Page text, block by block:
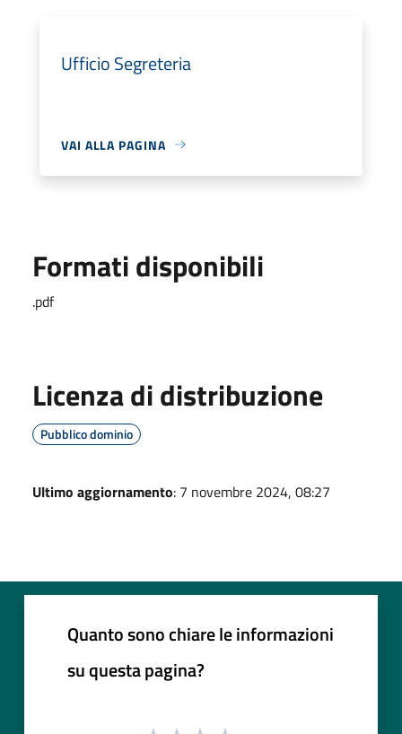
Ufficio Segreteria
VAI ALLA PAGINA
Formati disponibili
.pdf
Licenza di distribuzione
Pubblico dominio
Ultimo aggiornamento: 7 novembre 2024, 08:27
Quanto sono chiare le informazioni
su questa pagina?